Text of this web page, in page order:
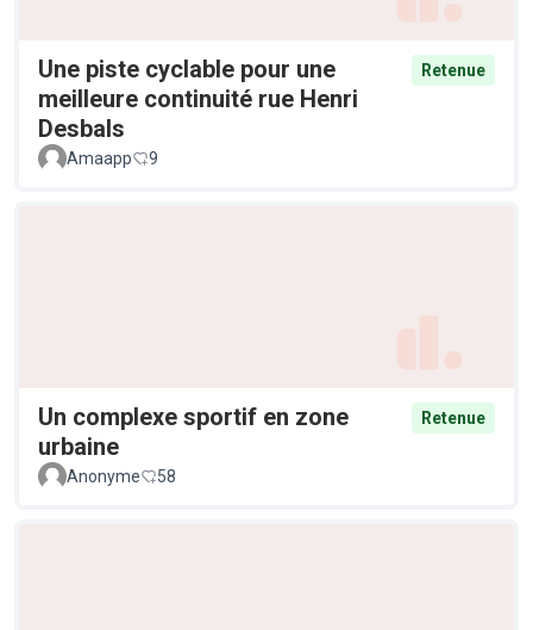
Une piste cyclable pour une
meilleure continuité rue Henri
Desbals
Retenue
Amaapp 9
Un complexe sportif en zone
urbaine
Retenue
Anonyme 58